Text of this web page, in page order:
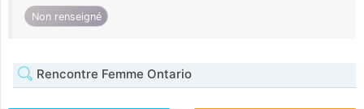
Non renseigné
Rencontre Femme Ontario